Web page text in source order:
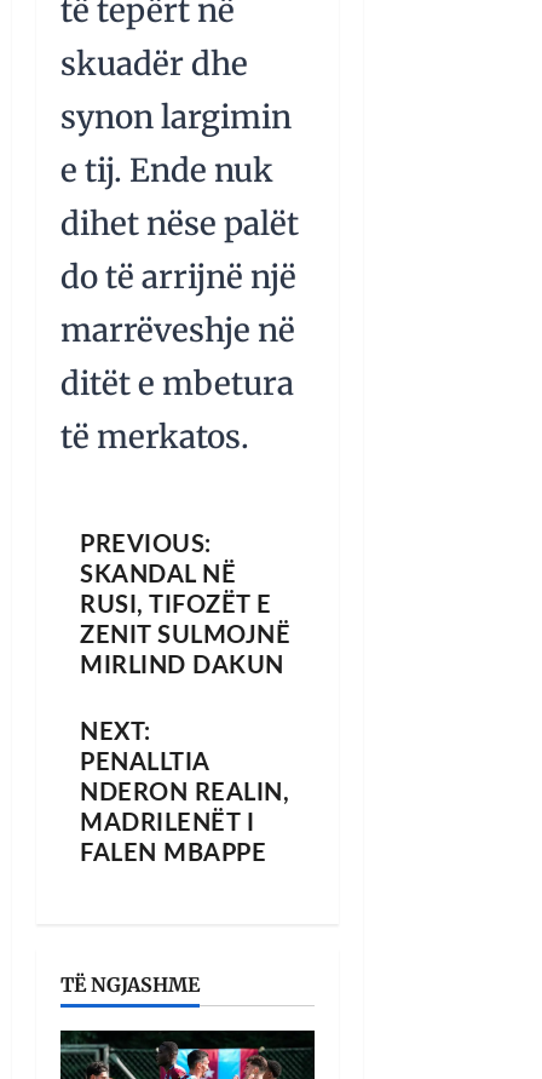
të tepërt në
skuadër dhe
synon largimin
e tij. Ende nuk
dihet nëse palët
do të arrijnë një
marrëveshje në
ditët e mbetura
të merkatos.
PREVIOUS:
SKANDAL NË
RUSI, TIFOZËT E
ZENIT SULMOJNË
MIRLIND DAKUN
NEXT:
PENALLTIA
NDERON REALIN,
MADRILENËT I
FALEN MBAPPE
TË NGJASHME